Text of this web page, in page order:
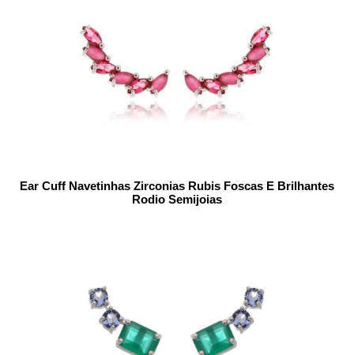
Ear Cuff Navetinhas Zirconias Rubis Foscas E Brilhantes
Rodio Semijoias